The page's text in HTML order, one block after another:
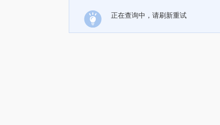
正在查询中，请刷新重试